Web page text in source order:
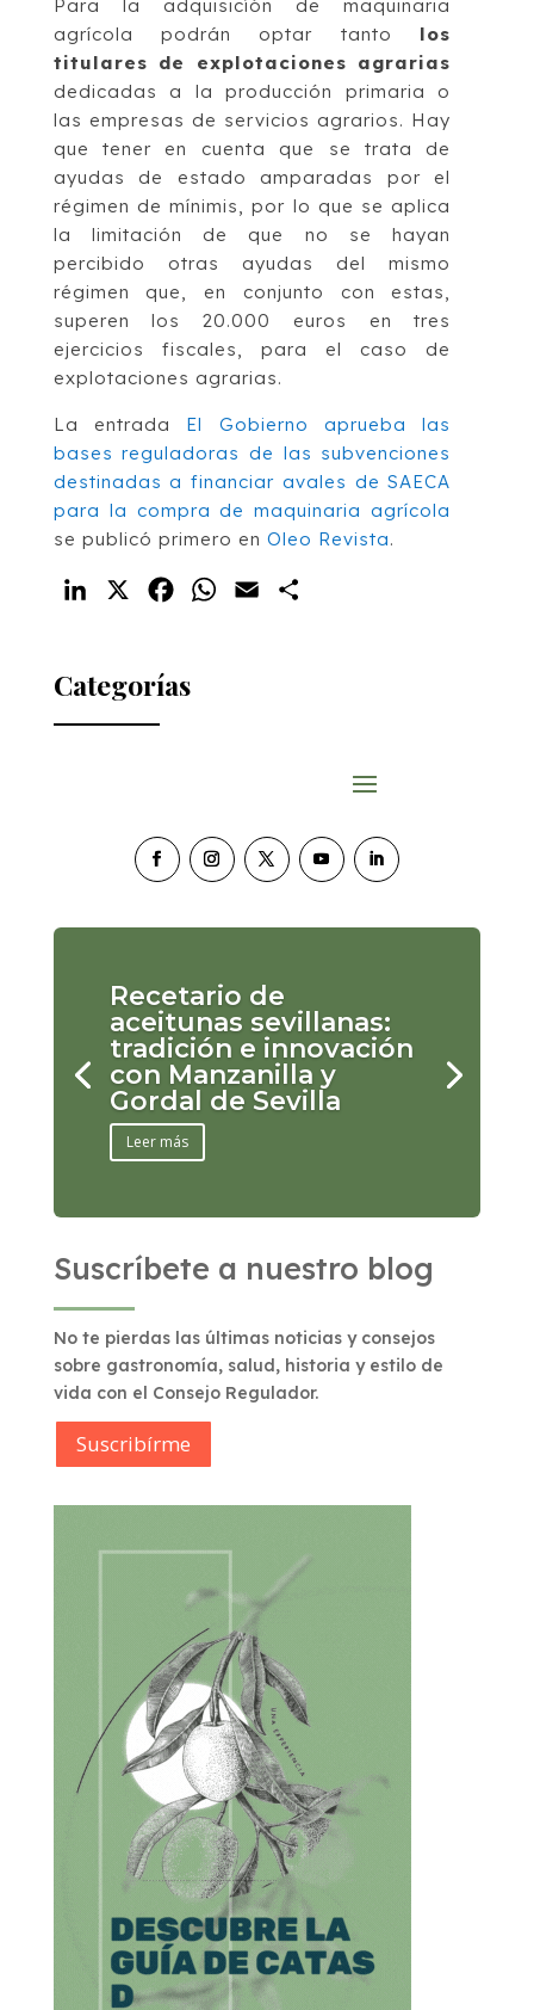
Para la adquisicíón de maquinaria
agrícola podrán optar tanto los
titulares de explotaciones agrarias
dedicadas a la producción primaria o
las empresas de servicios agrarios. Hay
que tener en cuenta que se trata de
ayudas de estado amparadas por el
régimen de mínimis, por lo que se aplica
la limitación de que no se hayan
percibido otras ayudas del mismo
régimen que, en conjunto con estas,
superen los 20.000 euros en tres
ejercicios fiscales, para el caso de
explotaciones agrarias.
La entrada El Gobierno aprueba las
bases reguladoras de las subvenciones
destinadas a financiar avales de SAECA
para la compra de maquinaria agrícola
se publicó primero en Oleo Revista.
LinkedIn FacebookWhatsApp
Email
Categorías
Recetario de
aceitunas sevillanas:
tradición e innovación
con Manzanilla y
Gordal de Sevilla
Leer más
Suscríbete a nuestro blog
No te pierdas las últimas noticias y consejos
sobre gastronomía, salud, historia y estilo de
vida con el Consejo Regulador.
Suscribírme